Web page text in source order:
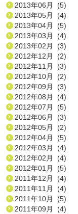
2013年06月 (5)
2013年05月 (4)
2013年04月 (5)
2013年03月 (4)
2013年02月 (3)
2012年12月 (2)
2012年11月 (3)
2012年10月 (2)
2012年09月 (3)
2012年08月 (4)
2012年07月 (5)
2012年06月 (3)
2012年05月 (2)
2012年04月 (5)
2012年03月 (4)
2012年02月 (4)
2012年01月 (5)
2011年12月 (4)
2011年11月 (4)
2011年10月 (5)
2011年09月 (4)